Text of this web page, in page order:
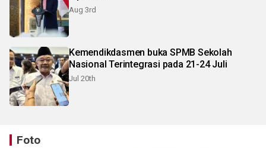
Aug 3rd
Kemendikdasmen buka SPMB Sekolah
Nasional Terintegrasi pada 21-24 Juli
Jul 20th
Foto